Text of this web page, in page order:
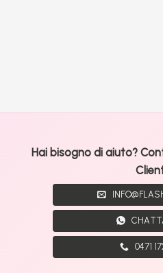
Hai bisogno di aiuto?
0471